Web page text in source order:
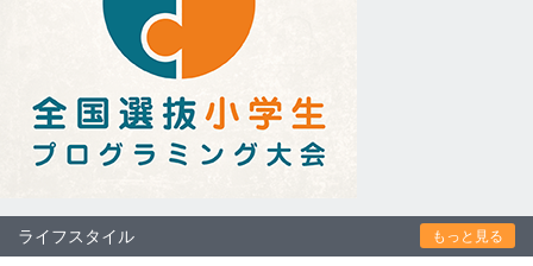
ライフスタイル もっと見る